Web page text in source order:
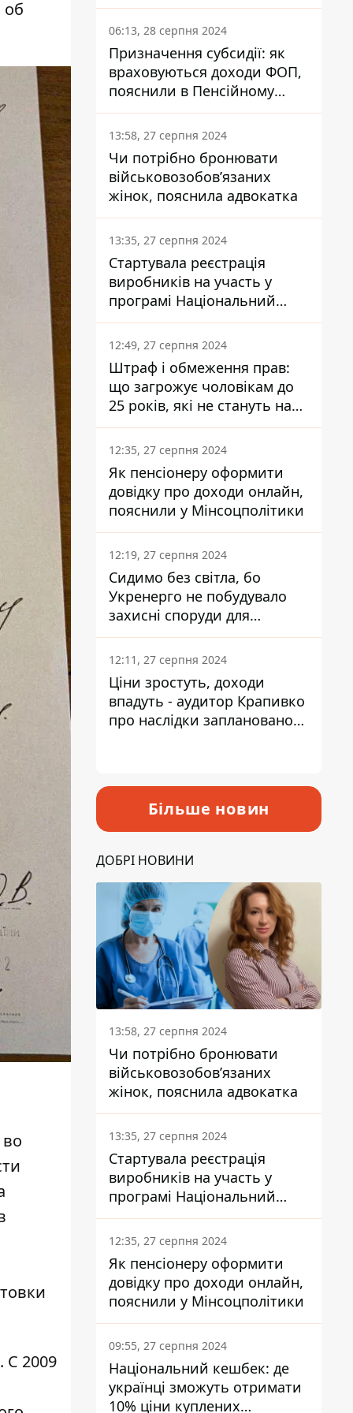
об
С 2009
заплатить кожен українець
06:13, 28 серпня 2024
Призначення субсидії: як
враховуються доходи ФОП,
пояснили в Пенсійному
фонді
13:58, 27 серпня 2024
Чи потрібно бронювати
військовозобов’язаних
жінок, пояснила адвокатка
13:35, 27 серпня 2024
Стартувала реєстрація
виробників на участь у
програмі Національний
кешбек: як це зробити
через портал Дія
12:49, 27 серпня 2024
Штраф і обмеження прав:
що загрожує чоловікам до
25 років, які не стануть на
військовий облік
12:35, 27 серпня 2024
Як пенсіонеру оформити
довідку про доходи онлайн,
пояснили у Мінсоцполітики
12:19, 27 серпня 2024
Сидимо без світла, бо
Укренерго не побудувало
захисні споруди для
енергетики - нардеп
Кучеренко
12:11, 27 серпня 2024
Ціни зростуть, доходи
впадуть - аудитор Крапивко
про наслідки запланованого
Більше новин
ДОБРІ НОВИНИ
13:58, 27 серпня 2024
Чи потрібно бронювати
військовозобов’язаних
жінок, пояснила адвокатка
13:35, 27 серпня 2024
Стартувала реєстрація
виробників на участь у
програмі Національний
кешбек: як це зробити
через портал Дія
12:35, 27 серпня 2024
Як пенсіонеру оформити
довідку про доходи онлайн,
пояснили у Мінсоцполітики
09:55, 27 серпня 2024
Національний кешбек: де
українці зможуть отримати
10% ціни куплених